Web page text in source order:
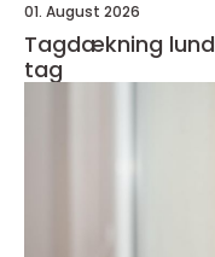
01. August 2026
Tagdækning lund sådan får du et holdbart
tag